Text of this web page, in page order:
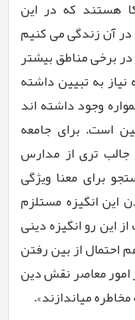
هستند که در این
آن زندگی می­ کنیم
برخی مناطق بیشتر
به تبیین داشته
وجود داشته اند
است. برای جامعه
تری از مدارس
برای معنا ویژگی
این انگیزه مستلزم
این رو انگیزه دینی
احتمال از بین رفتن
امور معاصر نقش دین
می­اندازند».